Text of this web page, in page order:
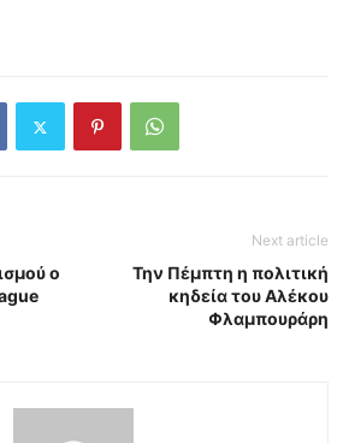
ο
Next article
Την Πέμπτη η πολιτική
κηδεία του Αλέκου
Φλαμπουράρη